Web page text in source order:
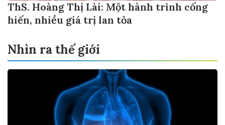
ThS. Hoàng Thị Lài: Một hành trình cống
hiến, nhiều giá trị lan tỏa
Nhìn ra thế giới